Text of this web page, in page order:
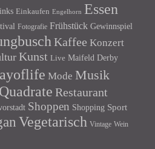
Einkaufen Engelhorn Essen
Fotografie Frühstück Gewinnspiel
Kaffee Konzert
Kunst Live Maifeld Derby
Mode Musik
Quadrate Restaurant
Shoppen Shopping Sport
Vegetarisch Vintage Wein